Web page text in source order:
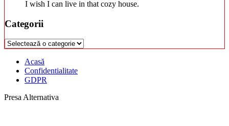
I wish I can live in that cozy house.
Categorii
Categorii
Acasă
Confidentialitate
GDPR
Presa Alternativa